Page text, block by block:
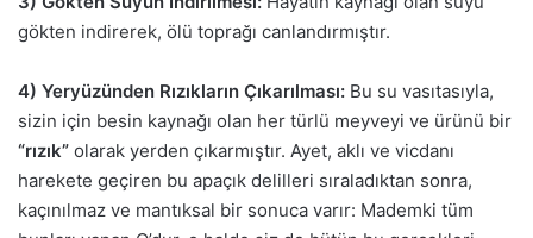
gökten indirerek, ölü toprağı canlandırmıştır.
4) Yeryüzünden Rızıkların Çıkarılması: Bu su vasıtasıyla,
sizin için besin kaynağı olan her türlü meyveyi ve ürünü bir
“rızık” olarak yerden çıkarmıştır. Ayet, aklı ve vicdanı
harekete geçiren bu apaçık delilleri sıraladıktan sonra,
kaçınılmaz ve mantıksal bir sonuca varır: Mademki tüm